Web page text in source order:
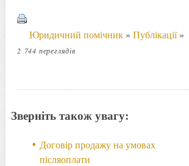
Юридичний помічник» Публікації»
2 744 переглядів
Зверніть також увагу:
Договір продажу на умовах
післяоплати